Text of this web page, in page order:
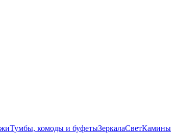
Тумбы, комоды и буфетыЗеркалаСветКамины